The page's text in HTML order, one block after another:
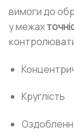
вимоги до
у межах
Круглість